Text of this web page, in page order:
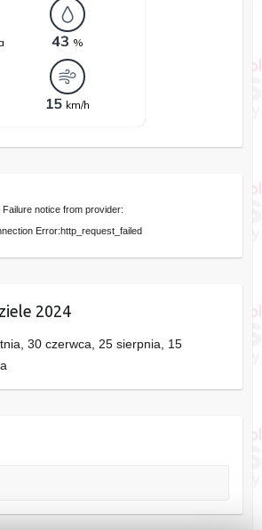
Failure notice from provider:
Error:http_request_failed
2024
30 czerwca, 25 sierpnia, 15